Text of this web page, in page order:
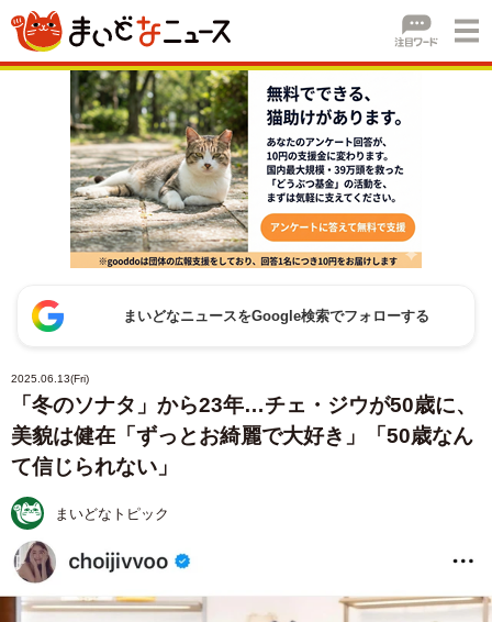
まいどなニュースをGoogle検索でフォローする
2025.06.13(Fri)
「冬のソナタ」から23年…チェ・ジウが50歳に、
美貌は健在「ずっとお綺麗で大好き」「50歳なん
て信じられない」
まいどなトピック